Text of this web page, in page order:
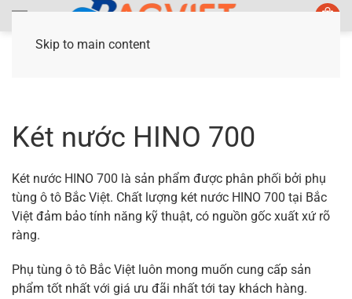
Skip to main content
Két nước HINO 700
Két nước HINO 700 là sản phẩm được phân phối bởi phụ
tùng ô tô Bắc Việt. Chất lượng két nước HINO 700 tại Bắc
Việt đảm bảo tính năng kỹ thuật, có nguồn gốc xuất xứ rõ
ràng.
Phụ tùng ô tô Bắc Việt luôn mong muốn cung cấp sản
phẩm tốt nhất với giá ưu đãi nhất tới tay khách hàng.